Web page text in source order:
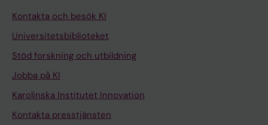
Kontakta och besök KI
Universitetsbiblioteket
Stöd forskning och utbildning
Jobba på KI
Karolinska Institutet Innovation
Kontakta presstjänsten